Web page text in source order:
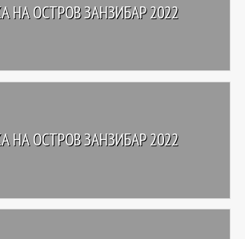
НА ОСТРОВ ЗАНЗИБАР 2022
НА ОСТРОВ ЗАНЗИБАР 2022